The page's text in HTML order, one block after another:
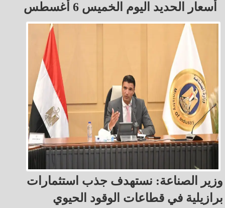
أسعار الحديد اليوم الخميس 6 أغسطس
وزير الصناعة: نستهدف جذب استثمارات
برازيلية في قطاعات الوقود الحيوي